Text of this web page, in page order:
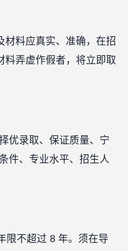
材料应真实、准确，在招
料弄虚作假者，将立即取
优录取、保证质量、宁
件、专业水平、招生人
限不超过 8 年。须在导